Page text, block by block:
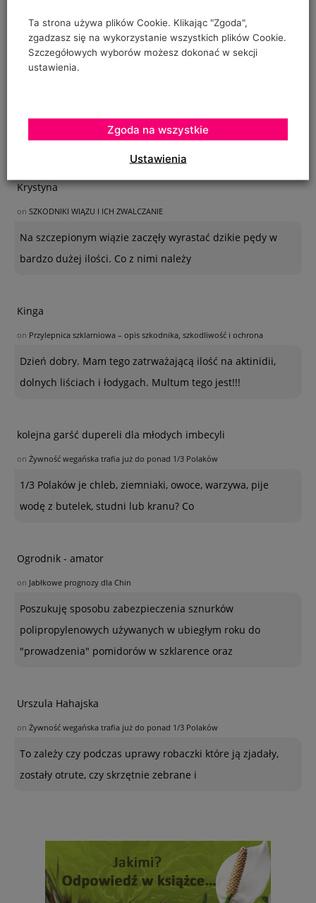
OSTATNIE KOMENTARZE
Krystyna
on SZKODNIKI WIĄZU I ICH ZWALCZANIE
Na szczepionym wiązie zaczęły wyrastać dzikie pędy w
bardzo dużej ilości. Co z nimi należy
Kinga
on Przylepnica szklarniowa – opis szkodnika, szkodliwość i ochrona
Dzień dobry. Mam tego zatrważającą ilość na aktinidii,
dolnych liściach i łodygach. Multum tego jest!!!
kolejna garść dupereli dla młodych imbecyli
on Żywność wegańska trafia już do ponad 1/3 Polaków
1/3 Polaków je chleb, ziemniaki, owoce, warzywa, pije
wodę z butelek, studni lub kranu? Co
Ogrodnik - amator
on Jabłkowe prognozy dla Chin
Poszukuję sposobu zabezpieczenia sznurków
polipropylenowych używanych w ubiegłym roku do
"prowadzenia" pomidorów w szklarence oraz
Urszula Hahajska
on Żywność wegańska trafia już do ponad 1/3 Polaków
To zależy czy podczas uprawy robaczki które ją zjadały,
zostały otrute, czy skrzętnie zebrane i
Ta strona używa plików Cookie. Klikając "Zgoda",
zgadzasz się na wykorzystanie wszystkich plików Cookie.
Szczegółowych wyborów możesz dokonać w sekcji
ustawienia.
Ustawienia
Zgoda na wszystkie